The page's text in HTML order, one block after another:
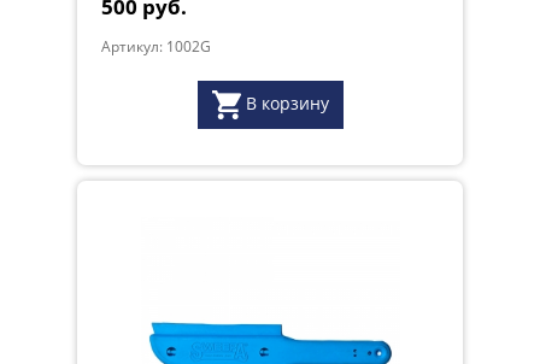
500 руб.
Артикул: 1002G
В корзину